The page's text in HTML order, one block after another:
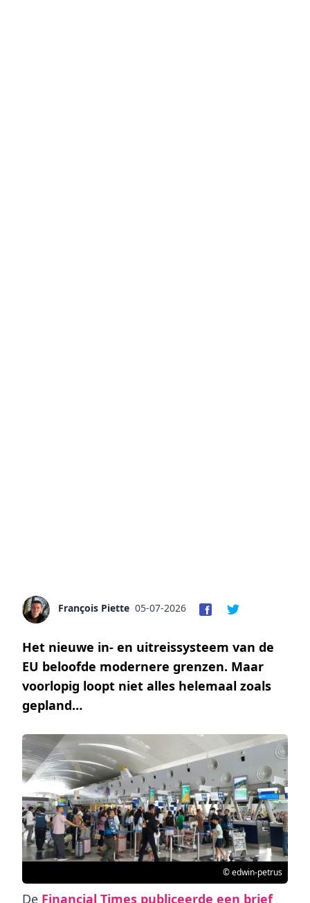
François Piette 05-07-2026
Het nieuwe in- en uitreissysteem van de
EU beloofde modernere grenzen. Maar
voorlopig loopt niet alles helemaal zoals
gepland…
© edwin-petrus
De Financial Times publiceerde een brief